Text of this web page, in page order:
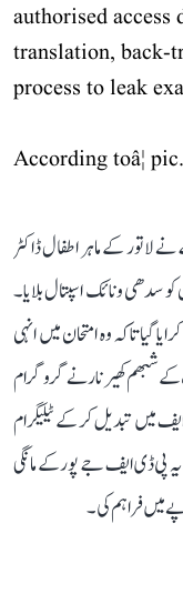
authorised
translation, back-
process to leak
According toâ¦
لاتور کے ماہر اطفال ڈاکٹر
سدھی ونائک اسپتال بلایا۔
گیا تاکہ وہ امتحان میں انہی
شبھم کھیرنار نے گروگرام
میں تبدیل کر کے ٹیلیگرام
پی ڈی ایف جے پور کے مانگی